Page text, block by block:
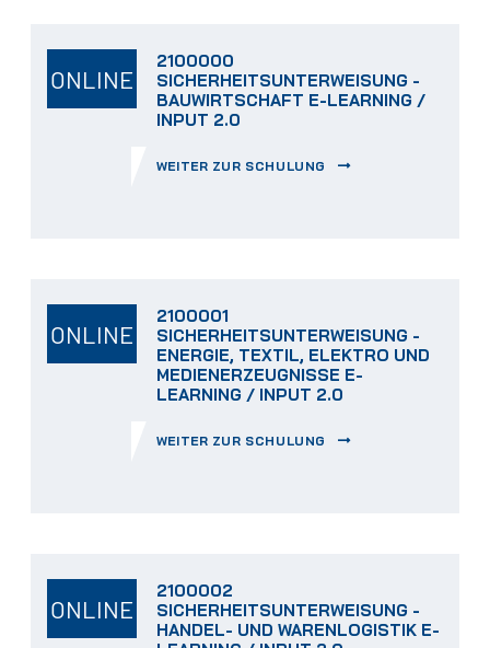
ONLINE
2100000
SICHERHEITSUNTERWEISUNG -
BAUWIRTSCHAFT E-LEARNING /
INPUT 2.0
WEITER ZUR SCHULUNG
ONLINE
2100001
SICHERHEITSUNTERWEISUNG -
ENERGIE, TEXTIL, ELEKTRO UND
MEDIENERZEUGNISSE E-
LEARNING / INPUT 2.0
WEITER ZUR SCHULUNG
ONLINE
2100002
SICHERHEITSUNTERWEISUNG -
HANDEL- UND WARENLOGISTIK E-